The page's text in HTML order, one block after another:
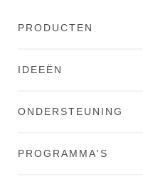
PRODUCTEN
IDEEËN
ONDERSTEUNING
PROGRAMMA'S